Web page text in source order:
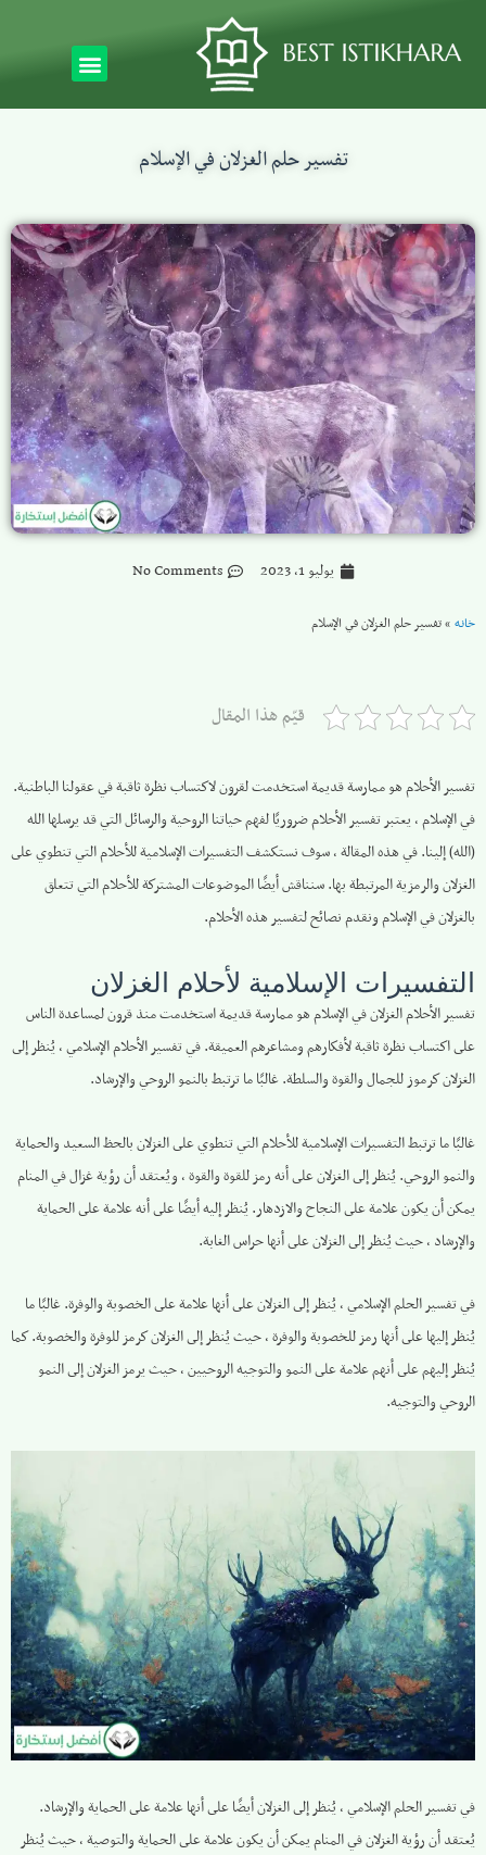
تفسير حلم الغزلان في الإسلام
يوليو 1, 2023 No Comments
خانه »تفسير حلم الغزلان في الإسلام
قيّم هذا المقال
تفسير الأحلام هو ممارسة قديمة استخدمت لقرون لاكتساب نظرة ثاقبة في عقولنا الباطنية.
في الإسلام ، يعتبر تفسير الأحلام ضروريًا لفهم حياتنا الروحية والرسائل التي قد يرسلها الله
(الله) إلينا. في هذه المقالة ، سوف نستكشف التفسيرات الإسلامية للأحلام التي تنطوي على
الغزلان والرمزية المرتبطة بها. سنناقش أيضًا الموضوعات المشتركة للأحلام التي تتعلق
بالغزلان في الإسلام ونقدم نصائح لتفسير هذه الأحلام.
التفسيرات الإسلامية لأحلام الغزلان
تفسير الأحلام الغزلان في الإسلام هو ممارسة قديمة استخدمت منذ قرون لمساعدة الناس
على اكتساب نظرة ثاقبة لأفكارهم ومشاعرهم العميقة. في تفسير الأحلام الإسلامي ، يُنظر إلى
الغزلان كرموز للجمال والقوة والسلطة. غالبًا ما ترتبط بالنمو الروحي والإرشاد.
غالبًا ما ترتبط التفسيرات الإسلامية للأحلام التي تنطوي على الغزلان بالحظ السعيد والحماية
والنمو الروحي. يُنظر إلى الغزلان على أنه رمز للقوة والقوة ، ويُعتقد أن رؤية غزال في المنام
يمكن أن يكون علامة على النجاح والازدهار. يُنظر إليه أيضًا على أنه علامة على الحماية
والإرشاد ، حيث يُنظر إلى الغزلان على أنها حراس الغابة.
في تفسير الحلم الإسلامي ، يُنظر إلى الغزلان على أنها علامة على الخصوبة والوفرة. غالبًا ما
يُنظر إليها على أنها رمز للخصوبة والوفرة ، حيث يُنظر إلى الغزلان كرمز للوفرة والخصوبة. كما
يُنظر إليهم على أنهم علامة على النمو والتوجيه الروحيين ، حيث يرمز الغزلان إلى النمو
الروحي والتوجيه.
في تفسير الحلم الإسلامي ، يُنظر إلى الغزلان أيضًا على أنها علامة على الحماية والإرشاد.
يُعتقد أن رؤية الغزلان في المنام يمكن أن يكون علامة على الحماية والتوصية ، حيث يُنظر